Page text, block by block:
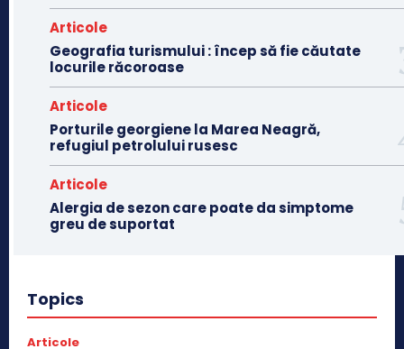
Articole
Geografia turismului : încep să fie căutate
locurile răcoroase
Articole
Porturile georgiene la Marea Neagră,
refugiul petrolului rusesc
Articole
Alergia de sezon care poate da simptome
greu de suportat
Topics
Articole